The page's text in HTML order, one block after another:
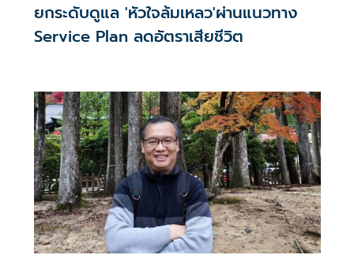
ยกระดับดูแล 'หัวใจล้มเหลว'ผ่านแนวทาง
Service Plan ลดอัตราเสียชีวิต